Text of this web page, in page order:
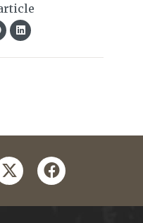
facebook